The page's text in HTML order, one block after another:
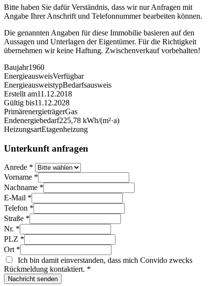
Bitte haben Sie dafür Verständnis, dass wir nur Anfragen mit
Angabe Ihrer Anschrift und Telefonnummer bearbeiten können.
Die genannten Angaben für diese Immobilie basieren auf den
Aussagen und Unterlagen der Eigentümer. Für die Richtigkeit
übernehmen wir keine Haftung. Zwischenverkauf vorbehalten!
Baujahr1960
EnergieausweisVerfügbar
Energie­ausweistypBedarfsausweis
Erstellt am11.12.2018
Gültig bis11.12.2028
PrimärenergieträgerGas
Endenergiebedarf225,78 kWh/(m²·a)
HeizungsartEtagenheizung
Unterkunft anfragen
Anrede *
Vorname *
Nachname *
E-Mail *
Telefon *
Straße *
Nr. *
PLZ *
Ort *
Ich bin damit einverstanden, dass mich Convido zwecks
Rückmeldung kontaktiert. *
Nachricht senden